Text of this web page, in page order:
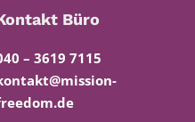
Büro
– 3619 7115